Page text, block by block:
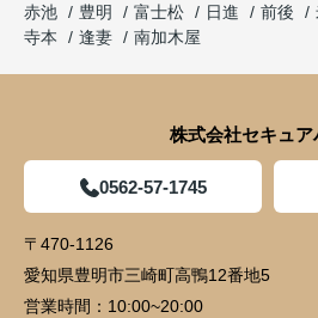
赤池
豊明 富士松 日進 前後
寺本
逢妻 南加木屋
株式会社セキュア
0562-57-1745
〒470-1126
愛知県豊明市三崎町高鴨12番地5
営業時間： 10:00~20:00